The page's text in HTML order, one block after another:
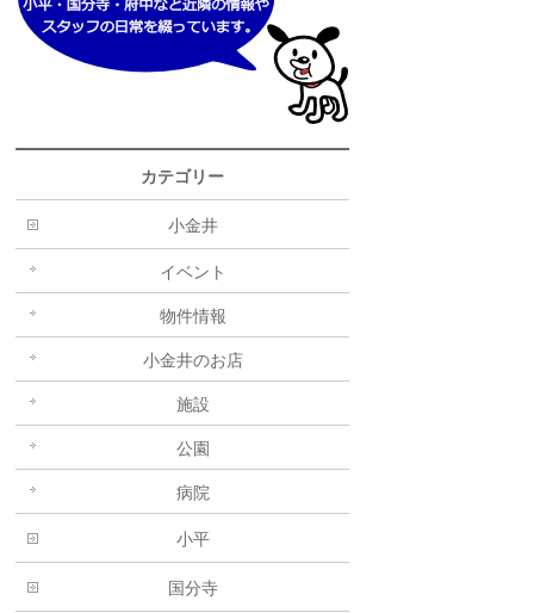
カテゴリー
小金井
イベント
物件情報
小金井のお店
施設
公園
病院
小平
国分寺